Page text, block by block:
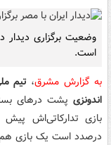
وضعیت برگزاری دیدار
است.
به گزارش مشرق، تیم
اندونزی پشت درهای
بازی تدارکاتی‌اش پیش
درصدد است یک بازی هم در تاریخ